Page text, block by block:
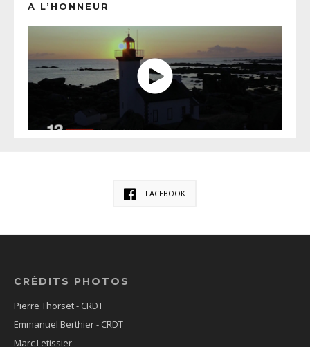
A L’HONNEUR
FACEBOOK
CRÉDITS PHOTOS
Pierre Thorset - CRDT
Emmanuel Berthier - CRDT
Marc Letissier